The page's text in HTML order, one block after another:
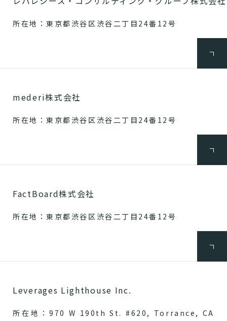
所在地：東京都渋谷区渋谷二丁目24番12号
mederi株式会社
所在地：東京都渋谷区渋谷二丁目24番12号
FactBoard株式会社
所在地：東京都渋谷区渋谷二丁目24番12号
Leverages Lighthouse Inc.
所在地：970 W 190th St. #620, Torrance, CA